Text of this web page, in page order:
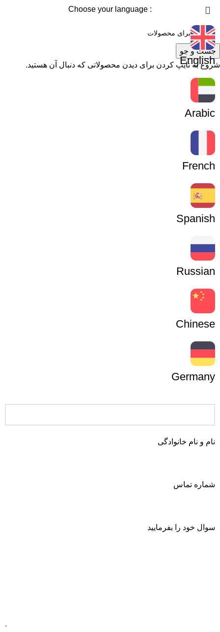
جست و جو
شروع به تایپ کردن برای دیدن محصولاتی که دنبال آن هستید.
: Choose your language
English
Arabic
French
Spanish
Russian
Chinese
Germany
نام و نام خانوادگی
شماره تماس
سوال خود را بفرمایید